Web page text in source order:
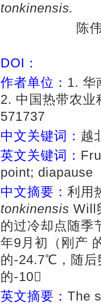
tonkinensis.
陈
DOI：
作者单位： 1. 华
2. 中国热带农
571737
中文关键词： 越
英文关键词：
point; diapause
中文摘要： 利用
tonkinensis Will
的过冷却点随季
年9月初（刚产
的-24.7℃，随后
的-10
英文摘要： The